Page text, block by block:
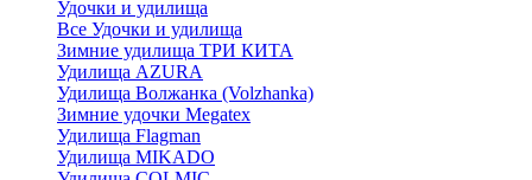
Удочки и удилища
Все Удочки и удилища
Зимние удилища ТРИ КИТА
Удилища AZURA
Удилища Волжанка (Volzhanka)
Зимние удочки Megatex
Удилища Flagman
Удилища MIKADO